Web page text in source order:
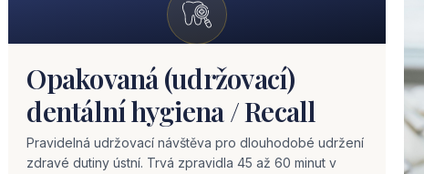
Opakovaná (udržovací)
dentální hygiena / Recall
Pravidelná udržovací návštěva pro dlouhodobé udržení
zdravé dutiny ústní. Trvá zpravidla 45 až 60 minut v